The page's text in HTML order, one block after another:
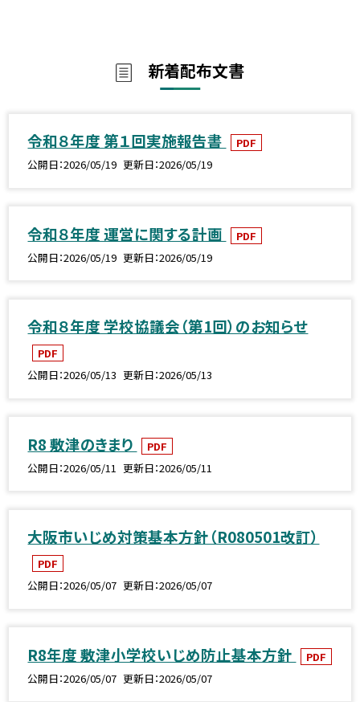
新着配布文書
令和８年度 第１回実施報告書
PDF
公開日 2026/05/19 更新日 2026/05/19
令和８年度 運営に関する計画
PDF
公開日 2026/05/19 更新日 2026/05/19
令和８年度 学校協議会（第1回）のお知らせ
PDF
公開日 2026/05/13 更新日 2026/05/13
R8 敷津のきまり
PDF
公開日 2026/05/11 更新日 2026/05/11
大阪市いじめ対策基本方針（R080501改訂）
PDF
公開日 2026/05/07 更新日 2026/05/07
R8年度 敷津小学校いじめ防止基本方針
PDF
公開日 2026/05/07 更新日 2026/05/07